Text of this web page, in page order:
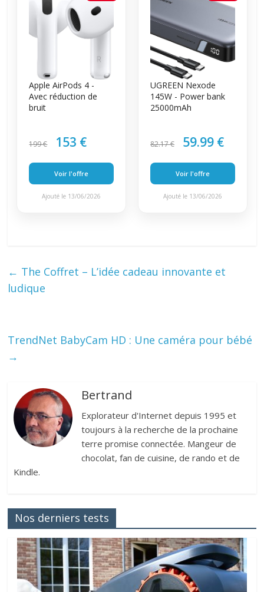
Apple AirPods 4 -
Avec réduction de
bruit
199 € 153 €
Voir l'offre
Ajouté le 13/06/2026
UGREEN Nexode
145W - Power bank
25000mAh
82.17 € 59.99 €
Voir l'offre
Ajouté le 13/06/2026
← The Coffret – L’idée cadeau innovante et
ludique
TrendNet BabyCam HD : Une caméra pour bébé
→
Bertrand
Explorateur d'Internet depuis 1995 et
toujours à la recherche de la prochaine
terre promise connectée. Mangeur de
chocolat, fan de cuisine, de rando et de
Kindle.
Nos derniers tests